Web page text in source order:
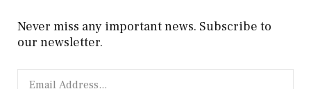
Never miss any important news. Subscribe to
our newsletter.